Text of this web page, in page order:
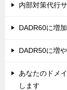
内部対策代行
DADR60に増
DADR50に増
あなたのドメ
します